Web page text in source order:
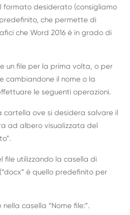
formato desiderato (consigliamo
che permette di
che Word 2016 è in grado di
un file per la prima volta, o per
cambiandone il nome o la
le seguenti operazioni.
cartella ove si desidera salvare il
ad albero visualizzata del
file utilizzando la casella di
è quello predefinito per
casella “Nome file:”.